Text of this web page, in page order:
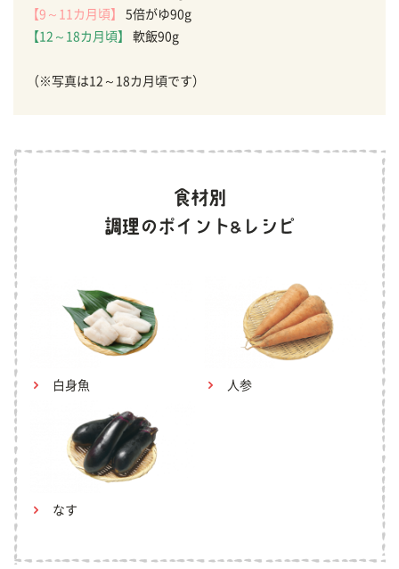
【9～11カ月頃】
5倍がゆ90g
【12～18カ月頃】
軟飯90g
（※写真は12～18カ月頃です）
白身魚 人参
なす